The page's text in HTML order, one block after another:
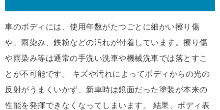
車のボディには、使用年数がたつごとに細かい擦り傷
や、雨染み、鉄粉などの汚れが付着しています。擦り傷
や雨染み等は通常の手洗い洗車や機械洗車では落とすこ
とが不可能です。 キズや汚れによってボディからの光の
反射がうまくいかず、新車時は鏡面だった塗装が本来の
性能を発揮できなくなってしまいます。 結果、ボディ表